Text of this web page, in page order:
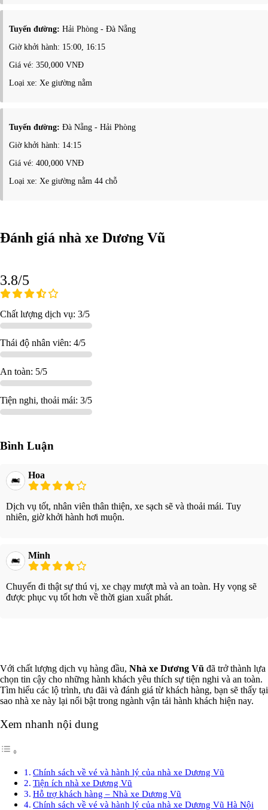
Tuyến đường: Hải Phòng - Đà Nẵng
Giờ khởi hành: 15:00, 16:15
Giá vé: 350,000 VNĐ
Loại xe: Xe giường nằm
Tuyến đường: Đà Nẵng - Hải Phòng
Giờ khởi hành: 14:15
Giá vé: 400,000 VNĐ
Loại xe: Xe giường nằm 44 chỗ
Đánh giá nhà xe Dương Vũ
3.8/5
Chất lượng dịch vụ: 3/5
Thái độ nhân viên: 4/5
An toàn: 5/5
Tiện nghi, thoải mái: 3/5
Bình Luận
Hoa
Dịch vụ tốt, nhân viên thân thiện, xe sạch sẽ và thoải mái. Tuy
nhiên, giờ khởi hành hơi muộn.
Minh
Chuyến đi thật sự thú vị, xe chạy mượt mà và an toàn. Hy vọng sẽ
được phục vụ tốt hơn về thời gian xuất phát.
Với chất lượng dịch vụ hàng đầu, Nhà xe Dương Vũ đã trở thành lựa
chọn tin cậy cho những hành khách yêu thích sự tiện nghi và an toàn.
Tìm hiểu các lộ trình, ưu đãi và đánh giá từ khách hàng, bạn sẽ thấy tại
sao nhà xe này lại nổi bật trong ngành vận tải hành khách hiện nay.
Xem nhanh nội dung
Chính sách về vé và hành lý của nhà xe Dương Vũ
Tiện ích nhà xe Dương Vũ
Hỗ trợ khách hàng – Nhà xe Dương Vũ
Chính sách về vé và hành lý của nhà xe Dương Vũ Hà Nội